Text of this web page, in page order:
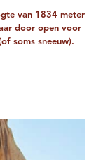
van 1834 meter
door open voor
soms sneeuw).